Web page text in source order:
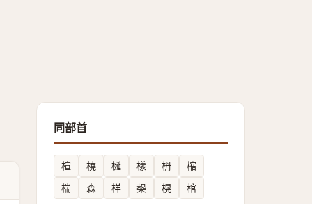
同部首
楦 橈 梴 樣 枬
樎
椯
森 样 椝 榥 棺